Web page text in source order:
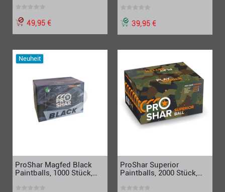
49,95 € 39,95 €
Neuheit
ProShar Magfed Black
Paintballs, 1000 Stück,
ProShar Superior
Paintballs, 2000 Stück,